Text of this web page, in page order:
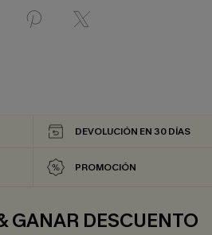
DEVOLUCIÓN EN 30 DÍAS
PROMOCIÓN
GANAR DESCUENTO